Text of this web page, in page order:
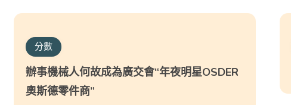
分數
辦事機械人何故成為廣交會“年夜明星OSDER
奧斯德零件商”